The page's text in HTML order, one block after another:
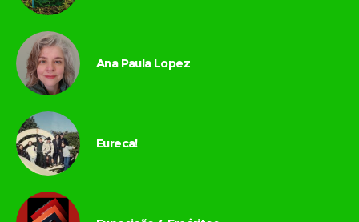
Ana Paula Lopez
Eureca!